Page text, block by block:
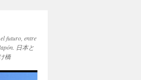
futuro, entre
日本と
橋